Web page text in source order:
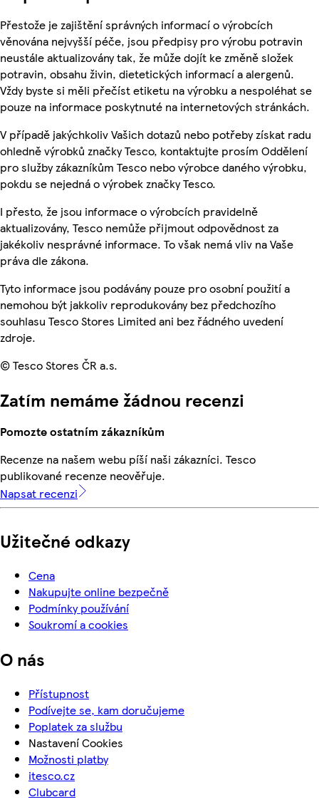
Přestože je zajištění správných informací o výrobcích
věnována nejvyšší péče, jsou předpisy pro výrobu potravin
neustále aktualizovány tak, že může dojít ke změně složek
potravin, obsahu živin, dietetických informací a alergenů.
Vždy byste si měli přečíst etiketu na výrobku a nespoléhat se
pouze na informace poskytnuté na internetových stránkách.
V případě jakýchkoliv Vašich dotazů nebo potřeby získat radu
ohledně výrobků značky Tesco, kontaktujte prosím Oddělení
pro služby zákazníkům Tesco nebo výrobce daného výrobku,
pokdu se nejedná o výrobek značky Tesco.
I přesto, že jsou informace o výrobcích pravidelně
aktualizovány, Tesco nemůže přijmout odpovědnost za
jakékoliv nesprávné informace. To však nemá vliv na Vaše
práva dle zákona.
Tyto informace jsou podávány pouze pro osobní použití a
nemohou být jakkoliv reprodukovány bez předchozího
souhlasu Tesco Stores Limited ani bez řádného uvedení
zdroje.
© Tesco Stores ČR a.s.
Zatím nemáme žádnou recenzi
Pomozte ostatním zákazníkům
Recenze na našem webu píší naši zákazníci. Tesco
publikované recenze neověřuje.
Napsat recenzi
Užitečné odkazy
Cena
Nakupujte online bezpečně
Podmínky používání
Soukromí a cookies
O nás
Přístupnost
Podívejte se, kam doručujeme
Poplatek za službu
Nastavení Cookies
Možnosti platby
itesco.cz
Clubcard